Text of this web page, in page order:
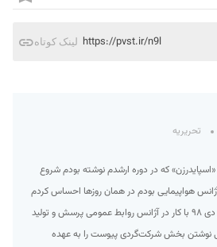
لینک کوتاه https://pvst.ir/n9l
تحریریه
که در دوره ارشدم نوشته بودم شروع
سال کارمند آژانس هواپیمایی بودم در همان روزها احساس کردم
چقدر نوشتن را دوست دارم. از دی ۹۸ با کار در آژانس روابط عمومی پرسش و تولید
نوشتن بخش شرکت‌گردی پیوست را به عهده